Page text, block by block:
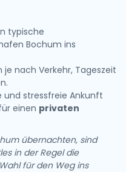
typische
Bochum ins
nach Verkehr, Tageszeit
und stressfreie Ankunft
einen privaten
übernachten, sind
in der Regel die
für den Weg ins